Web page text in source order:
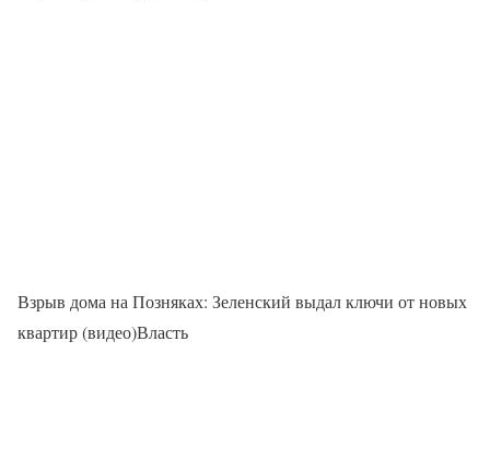
Взрыв дома на Позняках: Зеленский выдал ключи от новых
квартир (видео)Власть